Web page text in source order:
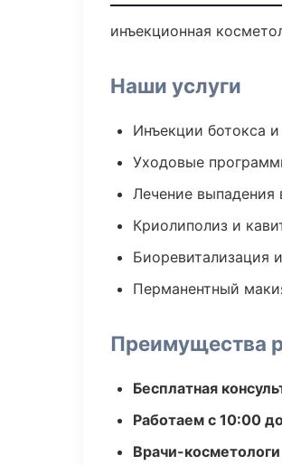
инъекционная
Наши услуги
Инъекции ботокса
Уходовые
Лечение выпадения
Криолиполиз и
Биоревитализация
Перманентный
Преимущества
Бесплатная
Работаем с 10:00
Врачи-